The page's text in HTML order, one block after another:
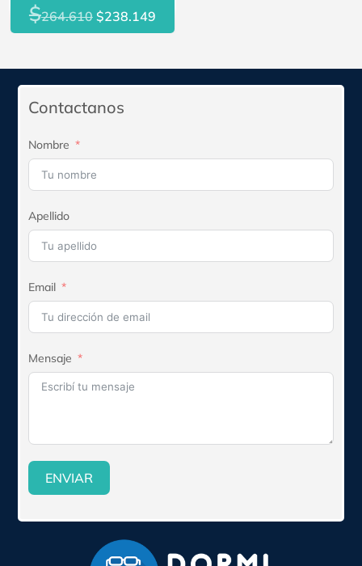
$264.610 El
precio
$238.149El
precio
Contactanos
Nombre
Apellido
Email
Mensaje
ENVIAR